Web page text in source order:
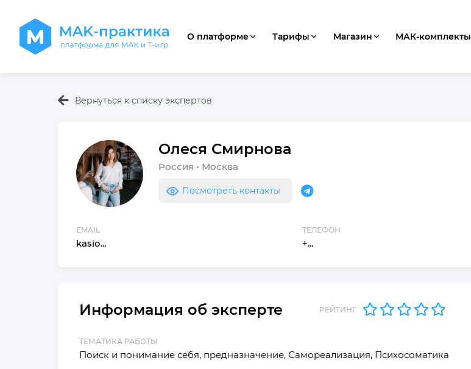
О платформе Тарифы Магазин МАК-комплекты
Вернуться к списку экспертов
Олеся Смирнова
Россия • Москва
Посмотреть контакты
EMAIL
kasio...
ТЕЛЕФОН
+...
Информация об эксперте РЕЙТИНГ
ТЕМАТИКА РАБОТЫ
Поиск и понимание себя, предназначение, Самореализация, Психосоматика